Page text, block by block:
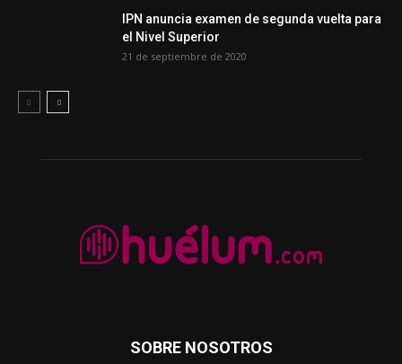
IPN anuncia examen de segunda vuelta para
el Nivel Superior
21 de septiembre de 2020
SOBRE NOSOTROS